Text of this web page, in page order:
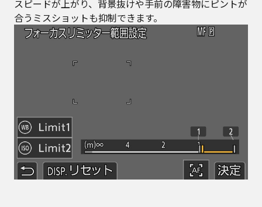
スピードが上がり、背景抜けや手前の障害物にピントが
合うミスショットも抑制できます。